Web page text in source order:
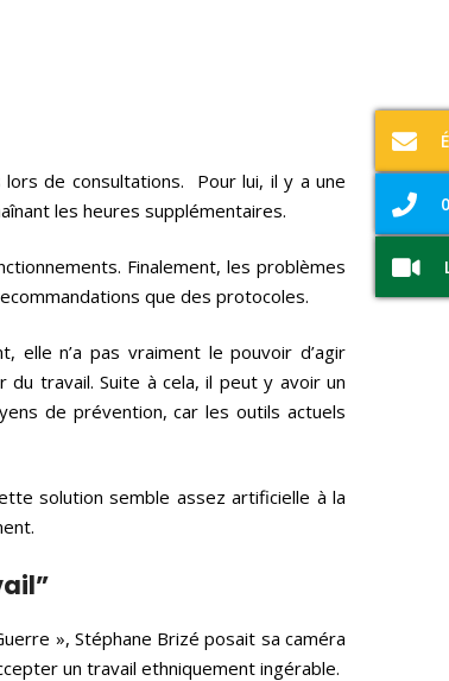
de consultations. Pour lui, il y a une
les heures supplémentaires.
Finalement, les problèmes
que des protocoles.
elle n’a pas vraiment le pouvoir d’agir
travail. Suite à cela, il peut y avoir un
de prévention, car les outils actuels
solution semble assez artificielle à la
», Stéphane Brizé posait sa caméra
un travail ethniquement ingérable.